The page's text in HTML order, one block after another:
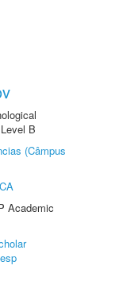
B
(Câmpus
Academic